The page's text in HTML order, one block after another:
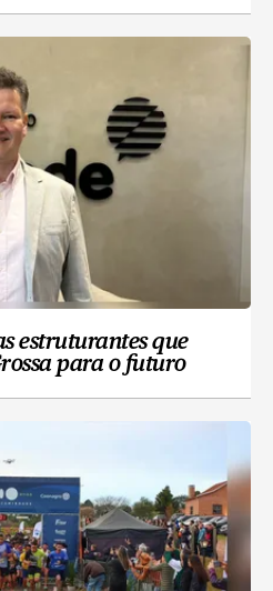
estruturantes que
para o futuro